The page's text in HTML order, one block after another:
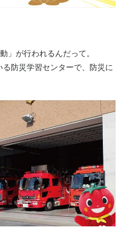
」が行われるんだって。
防災学習センターで、防災に